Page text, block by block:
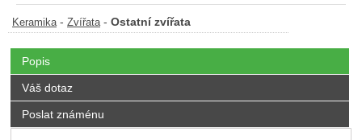
Keramika - Zvířata - Ostatní zvířata
Popis
Váš dotaz
Poslat známénu